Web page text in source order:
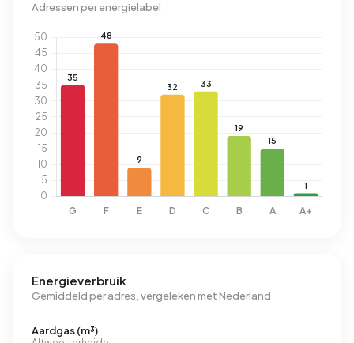
Adressen per energielabel
Energieverbruik
Gemiddeld per adres, vergeleken met Nederland
Aardgas (m³)